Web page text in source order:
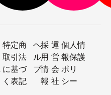
特定商
取引法
に基づ
く表記
ヘ
ル
プ
採
用
情
報
運
営
会
社
個人情
報保護
ポリ
シー